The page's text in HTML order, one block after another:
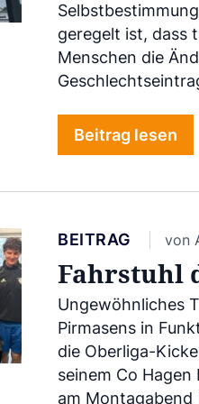
geregelt ist, dass
Menschen die
Beitrag lesen
BEITRAG von
Fahrstuhl
Ungewöhnliches
Pirmasens in
die Oberliga-
seinem Co
am